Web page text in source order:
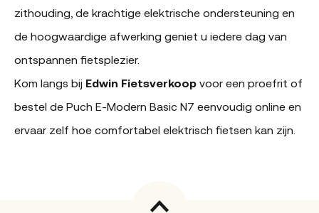
zithouding, de krachtige elektrische ondersteuning en
de hoogwaardige afwerking geniet u iedere dag van
ontspannen fietsplezier.
Kom langs bij Edwin Fietsverkoop voor een proefrit of
bestel de Puch E-Modern Basic N7 eenvoudig online en
ervaar zelf hoe comfortabel elektrisch fietsen kan zijn.